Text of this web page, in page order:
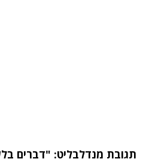
תגובת מנדלבליט: "דברים